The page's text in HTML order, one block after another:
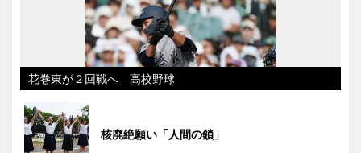
花巻東が２回戦へ 高校野球
核廃絶願い「人間の鎖」